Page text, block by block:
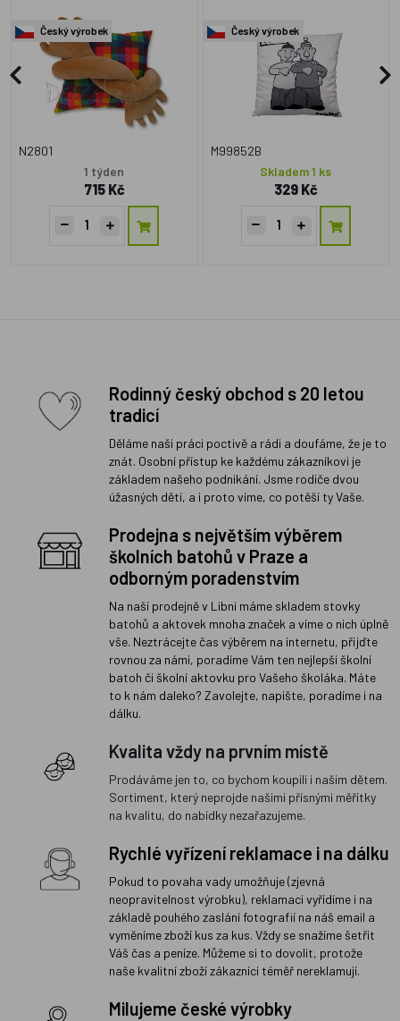
Český výrobek
N2801
1 týden
715 Kč
Český výrobek
M99852B
Skladem 1 ks
329 Kč
Rodinný český obchod s 20 letou
tradicí
Děláme naši práci poctivě a rádi a doufáme, že je to
znát. Osobní přístup ke každému zákazníkovi je
základem našeho podnikání. Jsme rodiče dvou
úžasných dětí, a i proto víme, co potěší ty Vaše.
Prodejna s největším výběrem
školních batohů v Praze a
odborným poradenstvím
Na naší prodejně v Libni máme skladem stovky
batohů a aktovek mnoha značek a víme o nich úplně
vše. Neztrácejte čas výběrem na internetu, přijďte
rovnou za námi, poradíme Vám ten nejlepší školní
batoh či školní aktovku pro Vašeho školáka. Máte
to k nám daleko? Zavolejte, napište, poradíme i na
dálku.
Kvalita vždy na prvním místě
Prodáváme jen to, co bychom koupili i našim dětem.
Sortiment, který neprojde našimi přísnými měřítky
na kvalitu, do nabídky nezařazujeme.
Rychlé vyřízení reklamace i na dálku
Pokud to povaha vady umožňuje (zjevná
neopravitelnost výrobku), reklamaci vyřídíme i na
základě pouhého zaslání fotografií na náš email a
vyměníme zboží kus za kus. Vždy se snažíme šetřit
Váš čas a peníze. Můžeme si to dovolit, protože
naše kvalitní zboží zákazníci téměř nereklamují.
Milujeme české výrobky